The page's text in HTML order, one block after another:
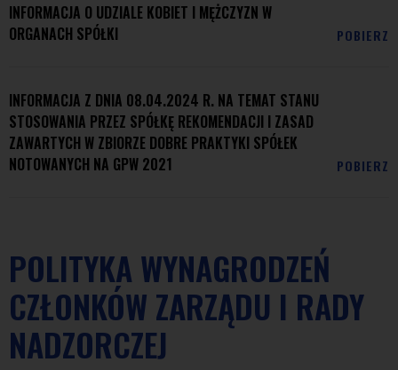
INFORMACJA O UDZIALE KOBIET I MĘŻCZYZN W
ORGANACH SPÓŁKI
POBIERZ
INFORMACJA Z DNIA 08.04.2024 R. NA TEMAT STANU
STOSOWANIA PRZEZ SPÓŁKĘ REKOMENDACJI I ZASAD
ZAWARTYCH W ZBIORZE DOBRE PRAKTYKI SPÓŁEK
NOTOWANYCH NA GPW 2021
POBIERZ
POLITYKA WYNAGRODZEŃ
CZŁONKÓW ZARZĄDU I RADY
NADZORCZEJ